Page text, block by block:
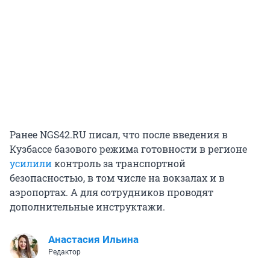
Ранее NGS42.RU писал, что после введения в
Кузбассе базового режима готовности в регионе
усилиликонтроль за транспортной
безопасностью, в том числе на вокзалах и в
аэропортах. А для сотрудников проводят
дополнительные инструктажи.
Анастасия Ильина
Редактор